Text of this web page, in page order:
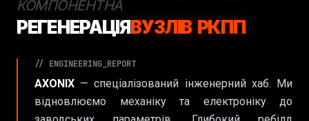
КОМПОНЕНТНА
РЕГЕНЕРАЦІЯВУЗЛІВ РКПП
// ENGINEERING_REPORT
AXONIX — спеціалізований інженерний хаб. Ми
відновлюємо механіку та електроніку до